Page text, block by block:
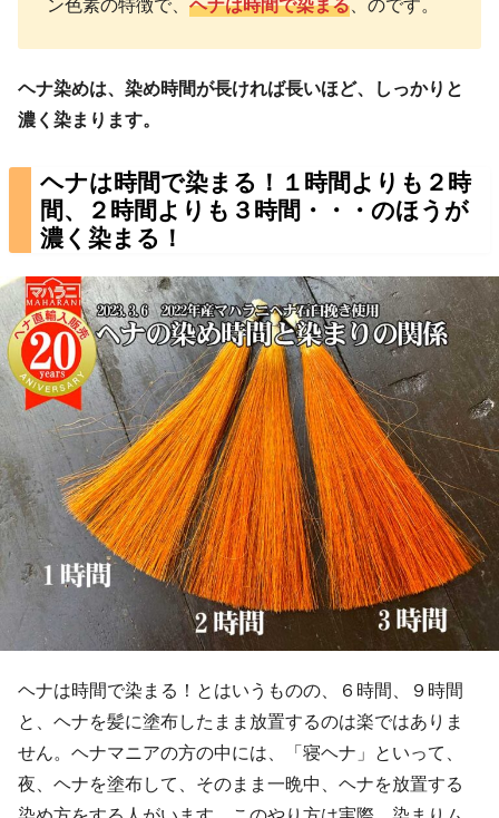
ヘナ染めは、染め時間が長ければ長いほど、しっかりと
濃く染まります。
ヘナは時間で染まる！１時間よりも２時
間、２時間よりも３時間・・・のほうが
濃く染まる！
ヘナは時間で染まる！とはいうものの、６時間、９時間
と、ヘナを髪に塗布したまま放置するのは楽ではありま
せん。ヘナマニアの方の中には、「寝ヘナ」といって、
夜、ヘナを塗布して、そのまま一晩中、ヘナを放置する